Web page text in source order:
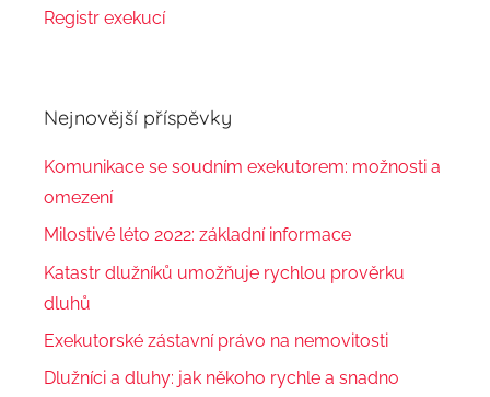
Registr exekucí
Nejnovější příspěvky
Komunikace se soudním exekutorem: možnosti a
omezení
Milostivé léto 2022: základní informace
Katastr dlužníků umožňuje rychlou prověrku
dluhů
Exekutorské zástavní právo na nemovitosti
Dlužníci a dluhy: jak někoho rychle a snadno